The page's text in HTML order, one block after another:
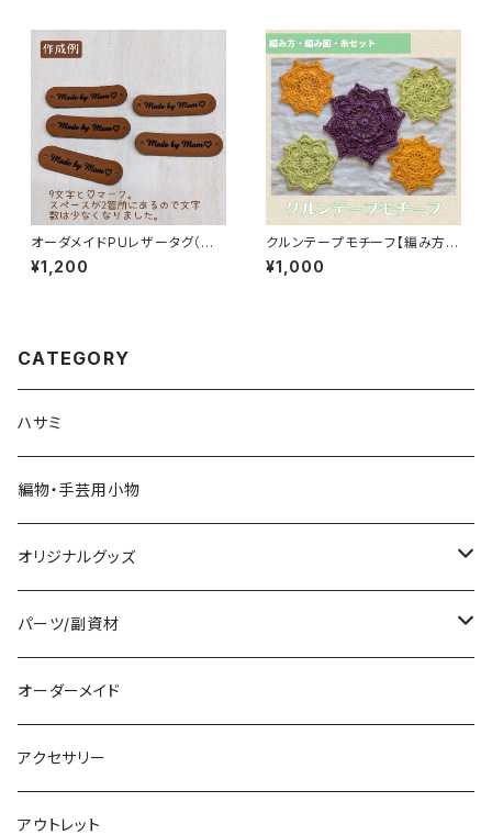
オーダメイドPUレザータグ（同
文字5枚セット）お名前タグ・ブラ
ンドネームタグ
¥1,200
クルンテープモチーフ【編み方・
編み図・糸セット】
¥1,000
CATEGORY
ハサミ
編物・手芸用小物
オリジナルグッズ
編み物パターン
パーツ/副資材
タグ
顔パーツ
ボタン
オーダーメイド
アクセサリー
アウトレット